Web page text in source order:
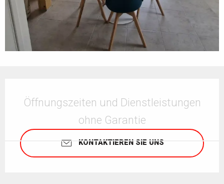
Öffnungszeiten und Dienstleistungen
ohne Garantie
KONTAKTIEREN SIE UNS